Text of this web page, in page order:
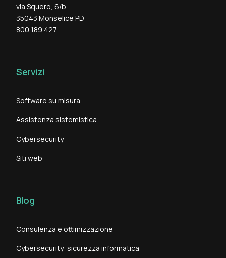
via Squero, 6/b
35043 Monselice PD
800 189 427
Servizi
Software su misura
Assistenza sistemistica
Cybersecurity
Siti web
Blog
Consulenza e ottimizzazione
Cybersecurity: sicurezza informatica